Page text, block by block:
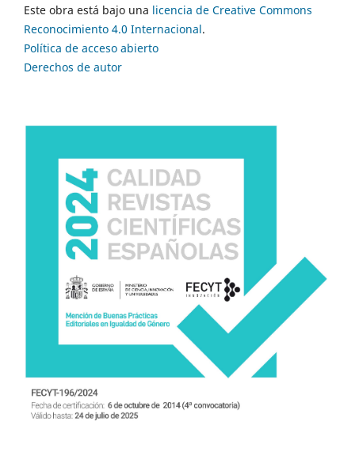
Este obra está bajo una licencia de Creative Commons
Reconocimiento 4.0 Internacional.
Política de acceso abierto
Derechos de autor